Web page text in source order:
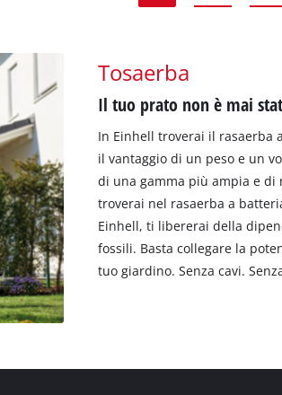
Tosaerba
Il tuo prato non è mai
In Einhell troverai il rasaerba
il vantaggio di un peso e un
di una gamma più ampia e
troverai nel rasaerba a
Einhell, ti libererai della
fossili. Basta collegare la
tuo giardino. Senza cavi.